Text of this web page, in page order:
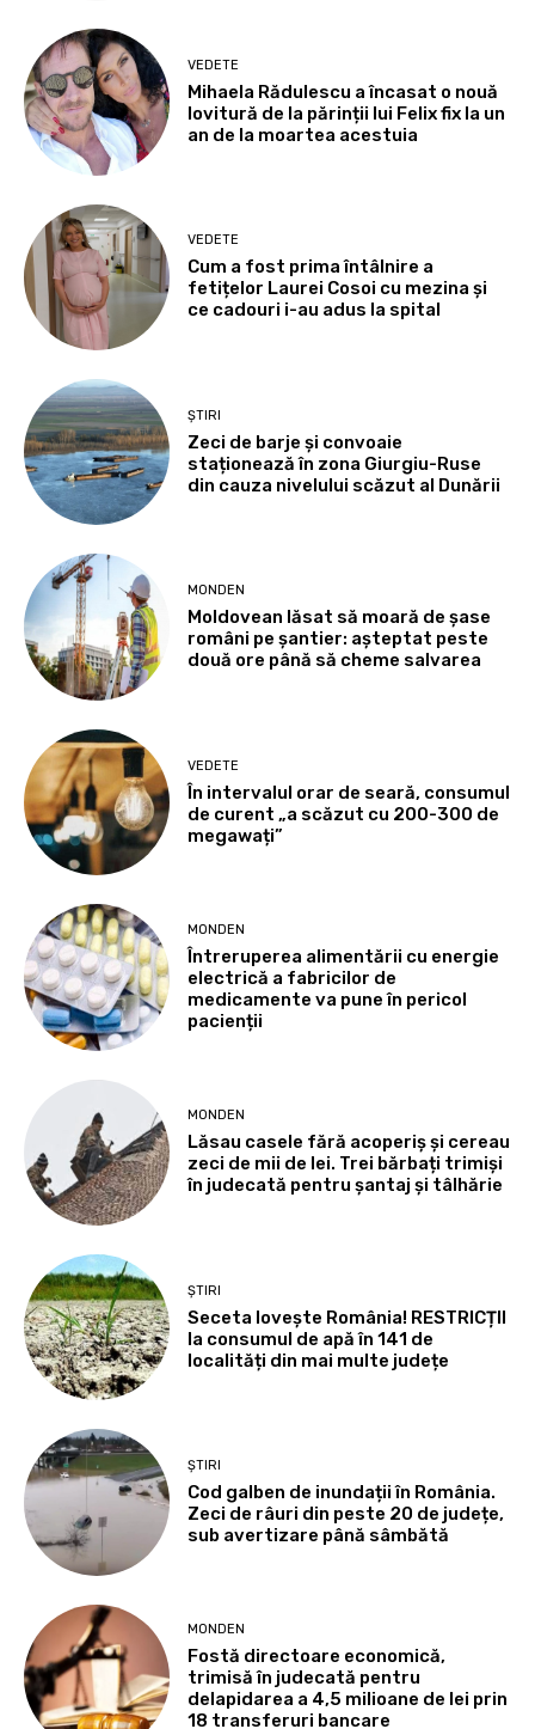
VEDETE
Mihaela Rădulescu a încasat o nouă
lovitură de la părinții lui Felix fix la un
an de la moartea acestuia
VEDETE
Cum a fost prima întâlnire a
fetițelor Laurei Cosoi cu mezina și
ce cadouri i-au adus la spital
ȘTIRI
Zeci de barje și convoaie
staționează în zona Giurgiu-Ruse
din cauza nivelului scăzut al Dunării
MONDEN
Moldovean lăsat să moară de șase
români pe șantier: așteptat peste
două ore până să cheme salvarea
VEDETE
În intervalul orar de seară, consumul
de curent „a scăzut cu 200-300 de
megawați”
MONDEN
Întreruperea alimentării cu energie
electrică a fabricilor de
medicamente va pune în pericol
pacienții
MONDEN
Lăsau casele fără acoperiș și cereau
zeci de mii de lei. Trei bărbați trimiși
în judecată pentru șantaj și tâlhărie
ȘTIRI
Seceta lovește România! RESTRICȚII
la consumul de apă în 141 de
localități din mai multe județe
ȘTIRI
Cod galben de inundații în România.
Zeci de râuri din peste 20 de județe,
sub avertizare până sâmbătă
MONDEN
Fostă directoare economică,
trimisă în judecată pentru
delapidarea a 4,5 milioane de lei prin
18 transferuri bancare